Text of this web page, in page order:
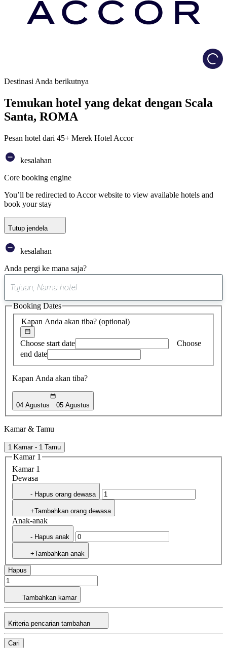
Destinasi Anda berikutnya
Temukan hotel yang dekat dengan Scala
Santa, ROMA
Pesan hotel dari 45+ Merek Hotel Accor
kesalahan
Core booking engine
You’ll be redirected to Accor website to view available hotels and
book your stay
Tutup jendela
kesalahan
Anda pergi ke mana saja?
saran
ditemukan
Kapan Anda akan tiba? (optional)
Choose start date
Choose
end date
Kapan Anda akan tiba?
04 Agustus 05 Agustus
Booking Dates
Kamar & Tamu
1 Kamar - 1 Tamu
Kamar 1
Kamar 1
Dewasa
- Hapus orang dewasa
+Tambahkan orang dewasa
Anak-anak
- Hapus anak
+Tambahkan anak
Hapus
Tambahkan kamar
Kriteria pencarian tambahan
Cari